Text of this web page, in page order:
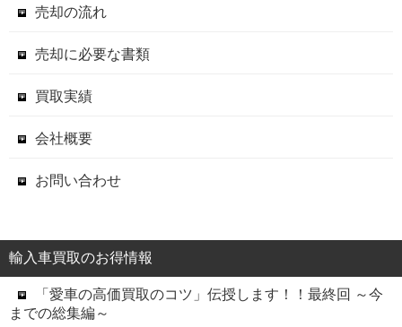
売却の流れ
売却に必要な書類
買取実績
会社概要
お問い合わせ
輸入車買取のお得情報
「愛車の高価買取のコツ」伝授します！！最終回 ～今
までの総集編～